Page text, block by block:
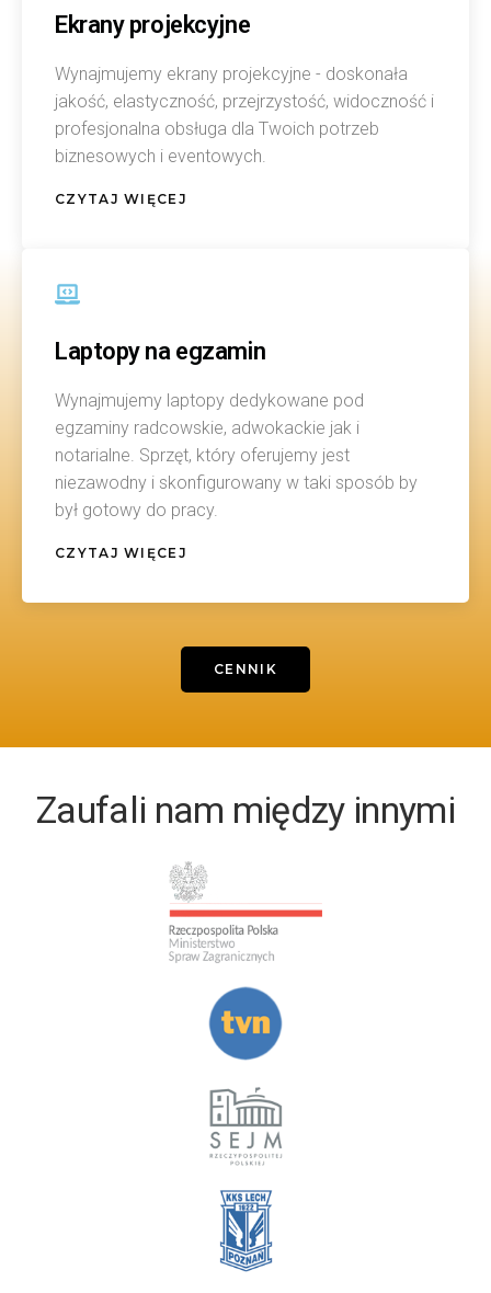
Ekrany projekcyjne
Wynajmujemy ekrany projekcyjne - doskonała
jakość, elastyczność, przejrzystość, widoczność i
profesjonalna obsługa dla Twoich potrzeb
biznesowych i eventowych.
CZYTAJ WIĘCEJ
Laptopy na egzamin
Wynajmujemy laptopy dedykowane pod
egzaminy radcowskie, adwokackie jak i
notarialne. Sprzęt, który oferujemy jest
niezawodny i skonfigurowany w taki sposób by
był gotowy do pracy.
CZYTAJ WIĘCEJ
CENNIK
Zaufali nam między innymi